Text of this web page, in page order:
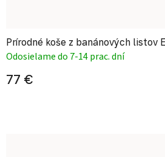
Prírodné koše z banánových listov
Odosielame do 7-14 prac. dní
77 €